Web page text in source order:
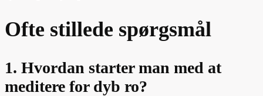
Ofte stillede spørgsmål
1. Hvordan starter man med at
meditere for dyb ro?